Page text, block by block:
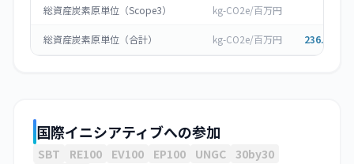
総資産炭素原単位（Scope3） kg-CO2e/百万円
総資産炭素原単位（合計） kg-CO2e/百万円 236.671
国際イニシアティブへの参加
SBT RE100 EV100 EP100 UNGC 30by30